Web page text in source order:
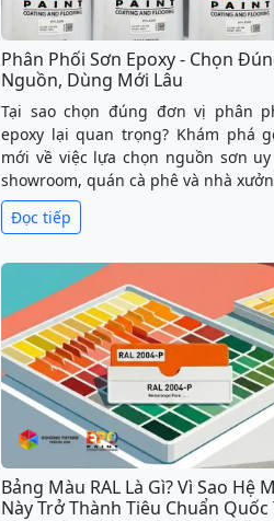
Phân Phối Sơn Epoxy - Chọn
Nguồn, Dùng Mới Lâu
Tại sao chọn đúng đơn vị phân
epoxy lại quan trọng? Khám phá
mới về việc lựa chọn nguồn sơn
showroom, quán cà phê và nhà
Đọc tiếp
Bảng Màu RAL Là Gì? Vì Sao Hệ
Này Trở Thành Tiêu Chuẩn Quốc